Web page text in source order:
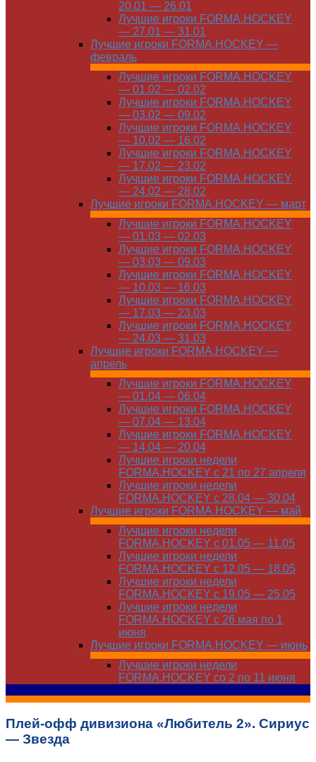
20.01 — 26.01
Лучшие игроки FORMA.HOCKEY
— 27.01 — 31.01
Лучшие игроки FORMA.HOCKEY —
февраль
Лучшие игроки FORMA.HOCKEY
— 01.02 — 02.02
Лучшие игроки FORMA.HOCKEY
— 03.02 — 09.02
Лучшие игроки FORMA.HOCKEY
— 10.02 — 16.02
Лучшие игроки FORMA.HOCKEY
— 17.02 — 23.02
Лучшие игроки FORMA.HOCKEY
— 24.02 — 28.02
Лучшие игроки FORMA.HOCKEY — март
Лучшие игроки FORMA.HOCKEY
— 01.03 — 02.03
Лучшие игроки FORMA.HOCKEY
— 03.03 — 09.03
Лучшие игроки FORMA.HOCKEY
— 10.03 — 16.03
Лучшие игроки FORMA.HOCKEY
— 17.03 — 23.03
Лучшие игроки FORMA.HOCKEY
— 24.03 — 31.03
Лучшие игроки FORMA.HOCKEY —
апрель
Лучшие игроки FORMA.HOCKEY
— 01.04 — 06.04
Лучшие игроки FORMA.HOCKEY
— 07.04 — 13.04
Лучшие игроки FORMA.HOCKEY
— 14.04 — 20.04
Лучшие игроки недели
FORMA.HOCKEY с 21 по 27 апреля
Лучшие игроки недели
FORMA.HOCKEY с 28.04 — 30.04
Лучшие игроки FORMA.HOCKEY — май
Лучшие игроки недели
FORMA.HOCKEY с 01.05 — 11.05
Лучшие игроки недели
FORMA.HOCKEY с 12.05 — 18.05
Лучшие игроки недели
FORMA.HOCKEY с 19.05 — 25.05
Лучшие игроки недели
FORMA.HOCKEY с 26 мая по 1
июня
Лучшие игроки FORMA.HOCKEY — июнь
Лучшие игроки недели
FORMA.HOCKEY со 2 по 11 июня
Плей-офф дивизиона «Любитель 2». Сириус
— Звезда